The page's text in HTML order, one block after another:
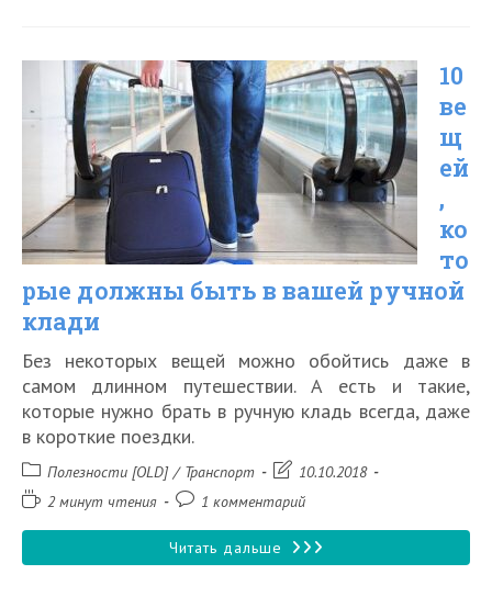
от
жителей
Италии
10
ве
щ
ей
,
ко
то
рые должны быть в вашей ручной
клади
Без некоторых вещей можно обойтись даже в
самом длинном путешествии. А есть и такие,
которые нужно брать в ручную кладь всегда, даже
в короткие поездки.
Рубрика
записи:
Полезности [OLD] / Транспорт
Запись
изменена:
10.10.2018
Время2 минут чтения
Комментарии
записи:
1 комментарий
Читать дальше 10